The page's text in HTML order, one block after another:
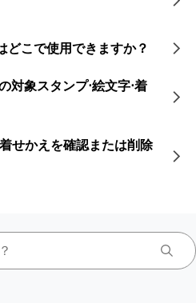
どこで使用できますか？
対象スタンプ⋅絵文字⋅着
せかえを確認または削除